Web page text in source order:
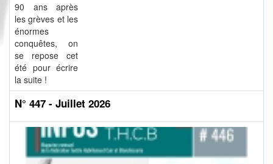
90 ans après
les grèves et les
énormes
conquêtes, on
se repose cet
été pour écrire
la suite !
N° 447 - Juillet 2026